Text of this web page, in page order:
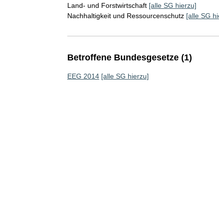
Land- und Forstwirtschaft [alle SG hierzu]
Nachhaltigkeit und Ressourcenschutz [alle SG
Betroffene Bundesgesetze (1)
EEG 2014 [alle SG hierzu]